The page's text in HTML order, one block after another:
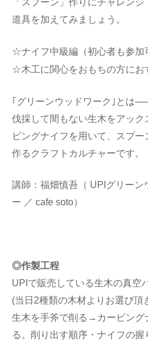
「スプーン」作りにチャレン
道具を加えてみましょう。
☆ナイフ中級編（初心者も参加
☆木工に関心をおもちの方にお
｢グリーンウッドワーク｣とは──
伐採して間もない生木をアッ
ビングナイフを用いて、スプ
作るクラフトカルチャーです。
講師：福畑慎吾（ UPIグリーン
ー ／ cafe soto）
◎作製工程
UPIで販売している生木の真空
(当日2種類の木材よりお選び頂
生木を手斧で削る→カービング
る。削り出す順序・ナイフの